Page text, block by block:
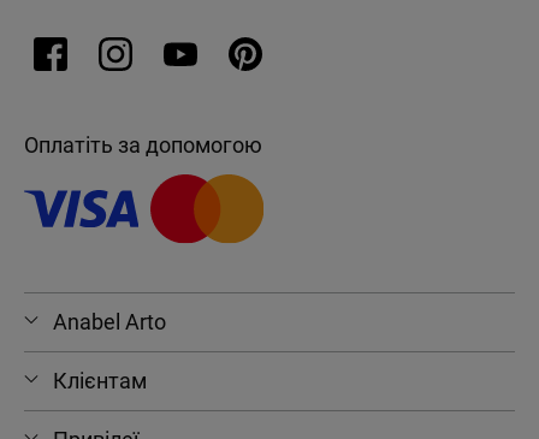
Оплатіть за допомогою
Anabel Arto
Клієнтам